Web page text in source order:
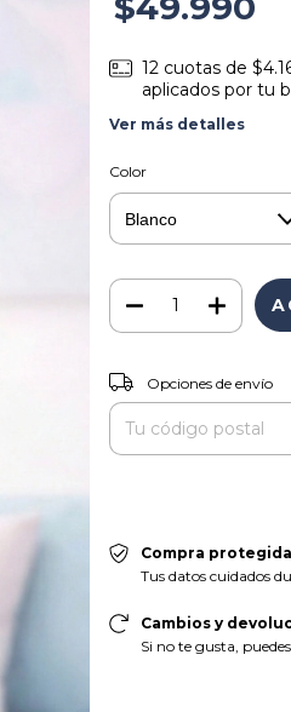
12 cuotas de
aplicados por tu
Ver más detalles
Color
Entregas para el CP:
Opciones de envío
Compra protegida
Tus datos cuidados
Cambios y
Si no te gusta,